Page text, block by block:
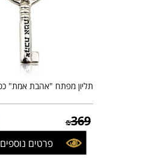
תליון מפתח "אהבת אמת"
₪369
פרטים נוספים